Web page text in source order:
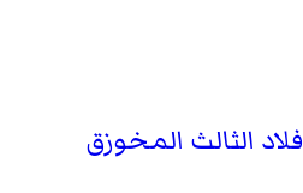
فلاد الثالث المخوزق